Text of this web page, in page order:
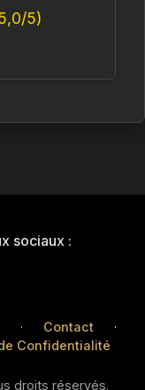
5)
sociaux :
· Contact
·
Confidentialité
droits réservés.